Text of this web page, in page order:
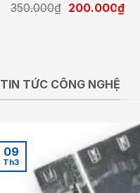
350.000₫ Giá
200.000₫Giá
hiện
TIN TỨC CÔNG NGHỆ
09
Th3